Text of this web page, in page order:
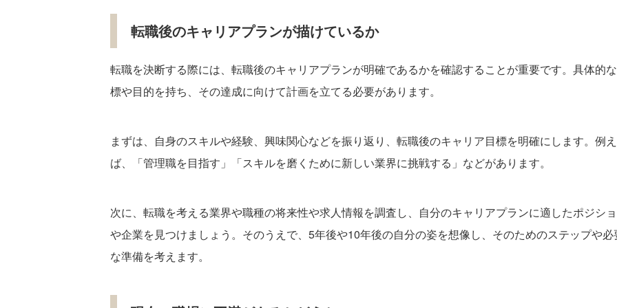
転職後のキャリアプランが描けているか
転職を決断する際には、転職後のキャリアプランが明確であるかを確認することが重要です。具体的
標や目的を持ち、その達成に向けて計画を立てる必要があります。
まずは、自身のスキルや経験、興味関心などを振り返り、転職後のキャリア目標を明確にします。例え
ば、「管理職を目指す」「スキルを磨くために新しい業界に挑戦する」などがあります。
次に、転職を考える業界や職種の将来性や求人情報を調査し、自分のキャリアプランに適したポジシ
や企業を見つけましょう。そのうえで、5年後や10年後の自分の姿を想像し、そのためのステップや必
な準備を考えます。